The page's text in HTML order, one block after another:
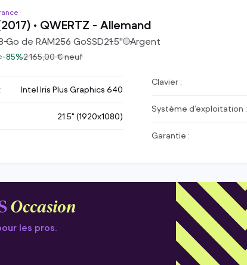
• QWERTZ - Allemand
Go de RAM256 GoSSD21.5" Argent
-85%2 165,00 €neuf
Intel Iris Plus Graphics 640
21.5" (1920x1080)
Clavier :
Système d’exploitation :
Garantie :
Occasion
les pros.